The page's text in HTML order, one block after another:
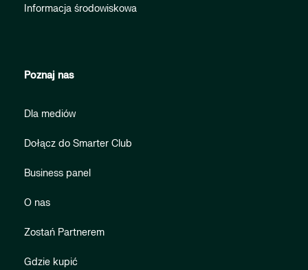
Informacja środowiskowa
Poznaj nas
Dla mediów
Dołącz do Smarter Club
Business panel
O nas
Zostań Partnerem
Gdzie kupić